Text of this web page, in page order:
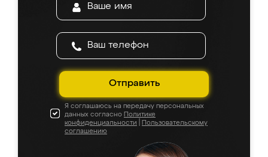
Отправить
Я соглашаюсь на передачу персональных
данных согласно Политике
конфиденциальности
Пользовательскому
соглашению